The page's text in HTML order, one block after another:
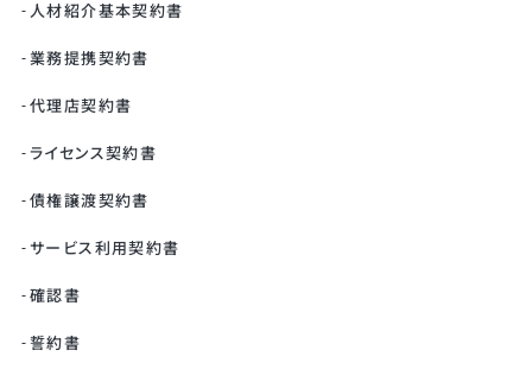
人材紹介基本契約書
業務提携契約書
代理店契約書
ライセンス契約書
債権譲渡契約書
サービス利用契約書
確認書
誓約書